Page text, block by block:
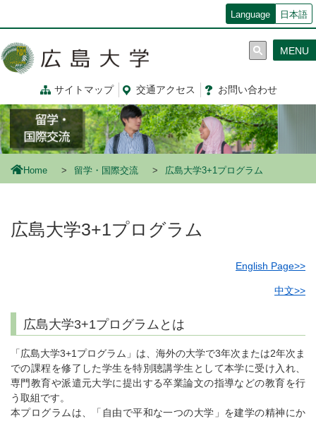
コ
ン
ツ
に
移
動
Language 日本語
サイトマップ 交通アクセス お問い合わせ
MENU
Home 留学・国際交流 広島大学3+1プログラム
広島大学3+1プログラム
English Page>>
中文>>
広島大学3+1プログラムとは
「広島大学3+1プログラム」は、海外の大学で3年次または2年次ま
での課程を修了した学生を特別聴講学生として本学に受け入れ、
専門教育や派遣元大学に提出する卒業論文の指導などの教育を行
う取組です。
本プログラムは、「自由で平和な一つの大学」を建学の精神にか